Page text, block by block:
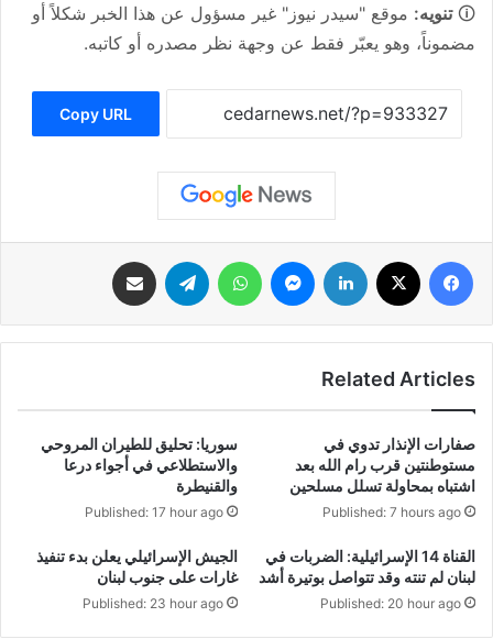
🛈تنويه: موقع "سيدر نيوز" غير مسؤول عن هذا الخبر شكلاً أو
مضموناً، وهو يعبّر فقط عن وجهة نظر مصدره أو كاتبه.
Copy URL
فيسبوك لينكدإن ماسنجر واتساب تيلقرام
Related Articles
صفارات الإنذار تدوي في
مستوطنتين قرب رام الله بعد
اشتباه بمحاولة تسلل مسلحين
Published: 7 hours ago
سوريا: تحليق للطيران المروحي
والاستطلاعي في أجواء درعا
والقنيطرة
Published: 17 hour ago
‏القناة 14 الإسرائيلية: الضربات في
لبنان لم تنته وقد تتواصل بوتيرة أشد
Published: 20 hour ago
الجيش الإسرائيلي يعلن بدء تنفيذ
غارات على جنوب لبنان
Published: 23 hour ago